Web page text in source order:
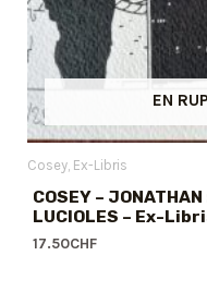
EN
Cosey Ex-Libris
COSEY –
LUCIOLES – Ex-
17.50CHF